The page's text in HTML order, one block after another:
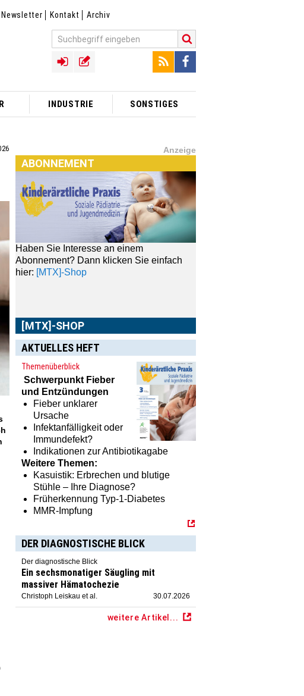
Newsletter Kontakt Archiv
INDUSTRIE SONSTIGES
Anzeige
ABONNEMENT
Haben Sie Interesse an einem
Abonnement? Dann klicken Sie einfach
hier:[MTX]-Shop
[MTX]-SHOP
finden Sie alle Produkte
aus unserem Verlagsprogramm: Bücher,
Zeitschriften oder Schulungsprogramme
sowie praktische Accessoires.
AKTUELLES HEFT
Themenüberblick
Schwerpunkt Fieber
und Entzündungen
Fieber unklarer
Ursache
Infektanfälligkeit oder
Immundefekt?
Indikationen zur Antibiotikagabe
Weitere Themen:
Kasuistik: Erbrechen und blutige
Stühle – Ihre Diagnose?
Früherkennung Typ-1-Diabetes
MMR-Impfung
DER DIAGNOSTISCHE BLICK
Der diagnostische Blick
Ein sechsmonatiger Säugling mit
massiver Hämatochezie
Christoph Leiskau et al. 30.07.2026
weitere Artikel...